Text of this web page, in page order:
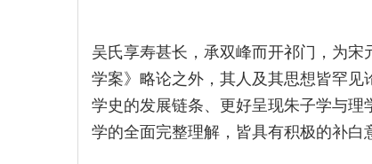
吴氏享寿甚长，承双峰而开祁门，为
学案》略论之外，其人及其思想皆罕
学史的发展链条、更好呈现朱子学与
学的全面完整理解，皆具有积极的补白